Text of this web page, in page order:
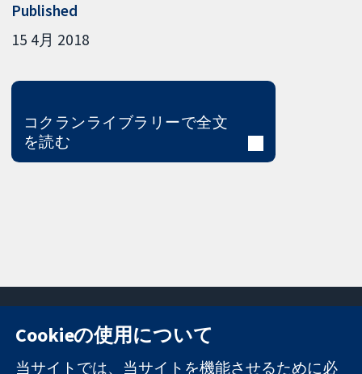
Published
15 4月 2018
コクランライブラリーで全文
を読む
11-13 Cavendish
お問い合わせ
Cookieの使用について
当サイトでは、当サイトを機能させるために必